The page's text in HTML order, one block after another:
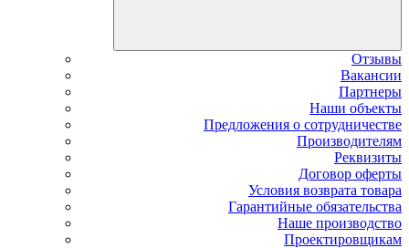
Отзывы
Вакансии
Партнеры
Наши объекты
Предложения о сотрудничестве
Производителям
Реквизиты
Договор оферты
Условия возврата товара
Гарантийные обязательства
Наше производство
Проектировщикам